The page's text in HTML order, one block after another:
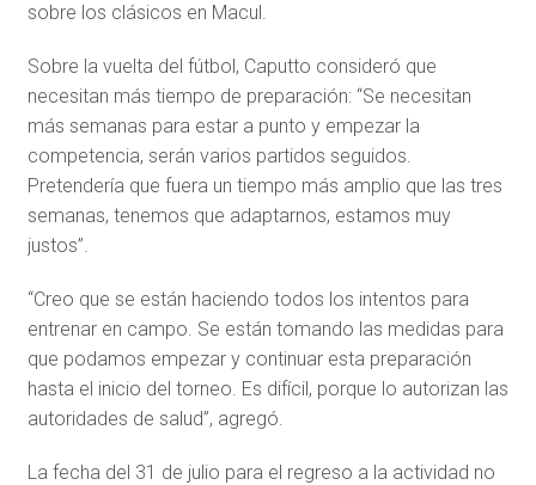
sobre los clásicos en Macul.
Sobre la vuelta del fútbol, Caputto consideró que
necesitan más tiempo de preparación: “Se necesitan
más semanas para estar a punto y empezar la
competencia, serán varios partidos seguidos.
Pretendería que fuera un tiempo más amplio que las tres
semanas, tenemos que adaptarnos, estamos muy
justos”.
“Creo que se están haciendo todos los intentos para
entrenar en campo. Se están tomando las medidas para
que podamos empezar y continuar esta preparación
hasta el inicio del torneo. Es difícil, porque lo autorizan las
autoridades de salud”, agregó.
La fecha del 31 de julio para el regreso a la actividad no